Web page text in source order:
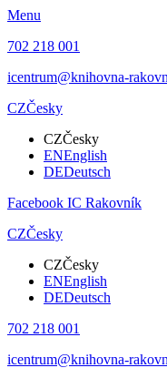
Menu
702 218 001
icentrum@knihovna-
CZČesky
CZČesky
ENEnglish
DEDeutsch
Facebook IC Rakovník
CZČesky
CZČesky
ENEnglish
DEDeutsch
702 218 001
icentrum@knihovna-